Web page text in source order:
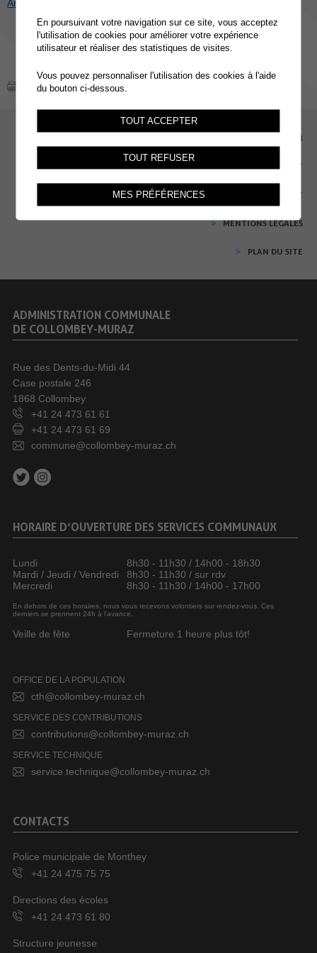
Article de la revue communale décembre 2015
EMPLOI
CONTACT
EXTRANET
MENTIONS LÉGALES
PLAN DU SITE
ADMINISTRATION COMMUNALE
DE COLLOMBEY-MURAZ
Rue des Dents-du-Midi 44
Case postale 246
1868 Collombey
+41 24 473 61 61
+41 24 473 61 69
commune@collombey-muraz.ch
HORAIRE D’OUVERTURE DES SERVICES COMMUNAUX
Lundi
8h30 - 11h30 / 14h00 - 18h30
Mardi / Jeudi / Vendredi
8h30 - 11h30 / sur rdv
Mercredi
8h30 - 11h30 / 14h00 - 17h00
En dehors de ces horaires, nous vous recevons volontiers sur rendez-vous. Ces
derniers se prennent 24h à l’avance.
Veille de fête Fermeture 1 heure plus tôt!
OFFICE DE LA POPULATION
cth@collombey-muraz.ch
SERVICE DES CONTRIBUTIONS
contributions@collombey-muraz.ch
SERVICE TECHNIQUE
service.technique@collombey-muraz.ch
CONTACTS
Police municipale de Monthey
+41 24 475 75 75
Directions des écoles
+41 24 473 61 80
Structure jeunesse
En poursuivant votre navigation sur ce site, vous acceptez
l'utilisation de cookies pour améliorer votre expérience
utilisateur et réaliser des statistiques de visites.
Vous pouvez personnaliser l'utilisation des cookies à l'aide
du bouton ci-dessous.
TOUT ACCEPTER
TOUT REFUSER
MES PRÉFÉRENCES